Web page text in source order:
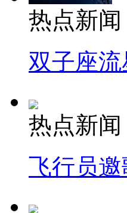
热点新闻
双子座
热点新闻
飞行员